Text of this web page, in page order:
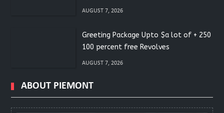
AUGUST 7, 2026
Greeting Package Upto $a lot of + 250
100 percent free Revolves
AUGUST 7, 2026
ABOUT PIEMONT